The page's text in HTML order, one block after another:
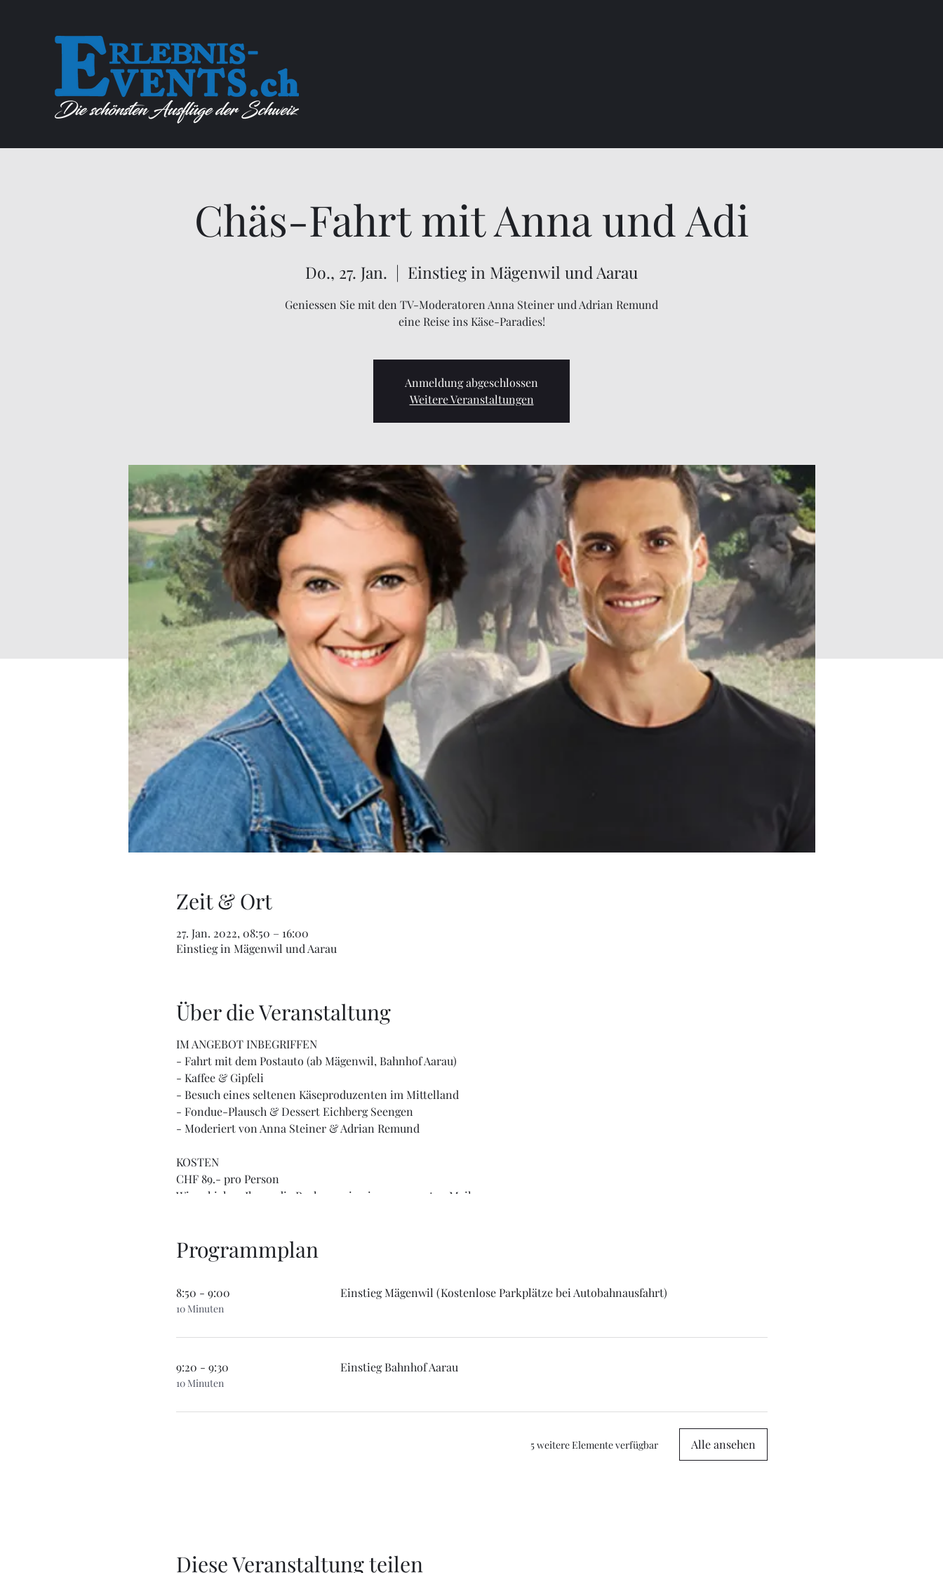
Chäs-Fahrt mit Anna und Adi
Do., 27. Jan.
  |
Einstieg in Mägenwil und Aarau
Geniessen Sie mit den TV-Moderatoren Anna Steiner und Adrian Remund
eine Reise ins Käse-Paradies!
Anmeldung abgeschlossen
Weitere Veranstaltungen
Zeit & Ort
27. Jan. 2022, 08:50 – 16:00
Einstieg in Mägenwil und Aarau
Über die Veranstaltung
IM ANGEBOT INBEGRIFFEN
- Fahrt mit dem Postauto (ab Mägenwil, Bahnhof Aarau)
- Kaffee & Gipfeli
- Besuch eines seltenen Käseproduzenten im Mittelland
- Fondue-Plausch & Dessert Eichberg Seengen
- Moderiert von Anna Steiner & Adrian Remund
KOSTEN
CHF 89.- pro Person
Wir schicken Ihnen die Rechnung in einem separaten Mail zu.
Programmplan
8:50 - 9:00
10 Minuten
Einstieg Mägenwil (Kostenlose Parkplätze bei Autobahnausfahrt)
9:20 - 9:30
10 Minuten
Einstieg Bahnhof Aarau
5 weitere Elemente verfügbar Alle ansehen
Diese Veranstaltung teilen